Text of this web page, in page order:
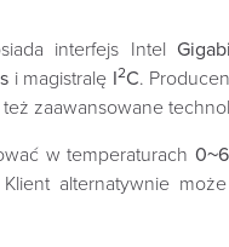
interfejs Intel
i magistralę I2C.
też zaawansowane
w temperaturach
alternatywnie